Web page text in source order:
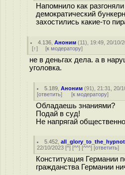
Напомнило как
демократический
захостились какие-то
4.136 ,Аноним (11), 19:49, 20/10/
[↑] [к модератору]
не в деньгах дела. а в
уголовка.
5.189 ,Аноним (91), 21:31, 20/
[ответить] [к модератору]
Обладаешь знаниями?
Подай в суд!
Не напрягай
5.452 ,
22/10/2023 [^] [^^] [^^^] [ответить]
Конституация Германии
гражданства Германии